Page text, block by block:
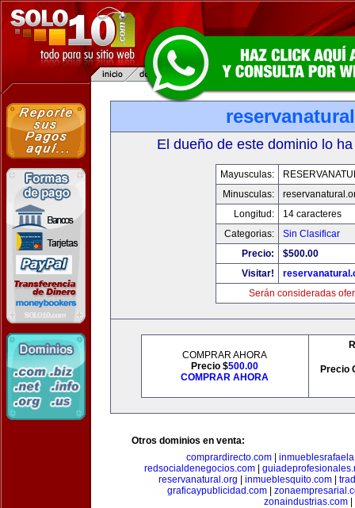
El dueño de este dominio lo
Mayusculas:
Minusculas:
Longitud:
14 caracteres
Categorias:
Sin Clasificar
Precio:
$500.00
Visitar!
Serán consideradas
COMPRAR AHORA
Precio $500.00
COMPRAR AHORA
Precio
Otros dominios en venta:
comprardirecto.com
redsocialdenegocios.com|
reservanatural.org
inmueblesquito.com
graficaypublicidad.com
zonaindustrias.com